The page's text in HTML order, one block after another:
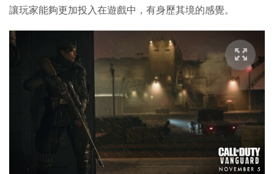
讓玩家能夠更加投入在遊戲中，有身歷其境的感覺。